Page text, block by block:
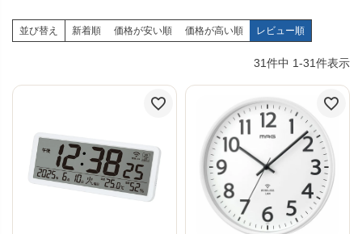
並び替え 新着順 価格が安い順 価格が高い順 レビュー順
31件中 1-31件表示